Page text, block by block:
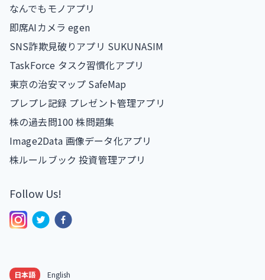
なんでもモノアプリ
即席AIカメラ egen
SNS詐欺見破りアプリ SUKUNASIM
TaskForce タスク習慣化アプリ
東京の治安マップ SafeMap
プレプレ記録 プレゼント管理アプリ
株の過去問100 株問題集
Image2Data 画像データ化アプリ
株ルールブック 投資管理アプリ
Follow Us!
日本語 English